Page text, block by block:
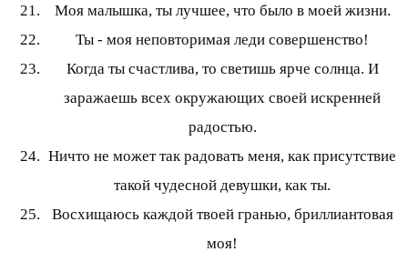
Моя малышка, ты лучшее, что было в моей жизни.
Ты - моя неповторимая леди совершенство!
Когда ты счастлива, то светишь ярче солнца. И
заражаешь всех окружающих своей искренней
радостью.
Ничто не может так радовать меня, как присутствие
такой чудесной девушки, как ты.
Восхищаюсь каждой твоей гранью, бриллиантовая
моя!